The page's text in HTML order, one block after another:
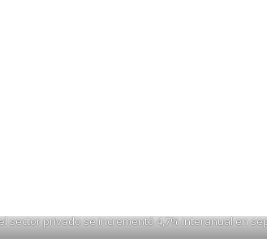
interanual septiembre
continuando con las tasas de
sector privado se incrementó 4,7% interanual en